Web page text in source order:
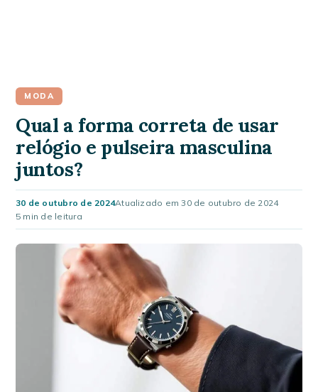
MODA
Qual a forma correta de usar
relógio e pulseira masculina
juntos?
30 de outubro de 2024Atualizado em 30 de outubro de 2024
5 min de leitura